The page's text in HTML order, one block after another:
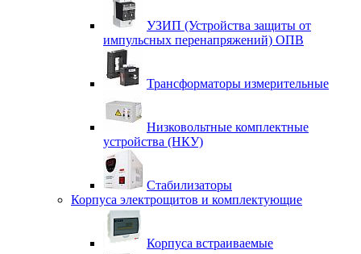
УЗИП (Устройства защиты от
импульсных перенапряжений) ОПВ
Трансформаторы измерительные
Низковольтные комплектные
устройства (НКУ)
Стабилизаторы
Корпуса электрощитов и комплектующие
Корпуса встраиваемые